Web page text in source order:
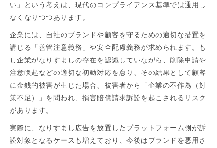
い」という考えは、現代のコンプライアンス基準では通用し
なくなりつつあります。
企業には、自社のブランドや顧客を守るための適切な措置を
講じる「善管注意義務」や安全配慮義務が求められます。も
し企業がなりすましの存在を認識していながら、削除申請や
注意喚起などの適切な初動対応を怠り、その結果として顧客
に金銭的被害が生じた場合、被害者から「企業の不作為（対
策不足）」を問われ、損害賠償請求訴訟を起こされるリスク
があります。
実際に、なりすまし広告を放置したプラットフォーム側が訴
訟対象となるケースも増えており、今後はブランドを悪用さ